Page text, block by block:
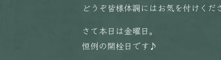
どうぞ皆様体調にはお気を付けくだ
さて本日は金曜日。
恒例の開栓日です♪